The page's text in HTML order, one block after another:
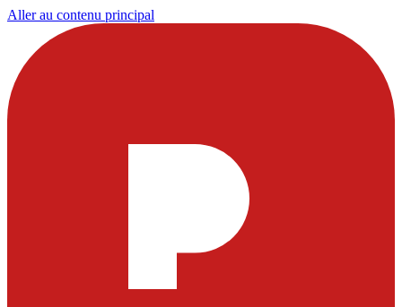
Aller au contenu principal